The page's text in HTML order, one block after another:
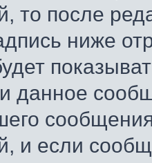
то после
ниже
данное
и если